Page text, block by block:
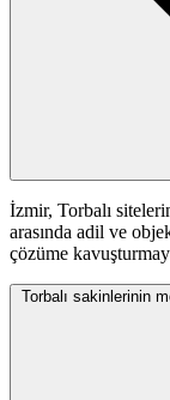
İzmir, Torbalı
arasında adil ve
çözüme
Torbalı sakinlerinin